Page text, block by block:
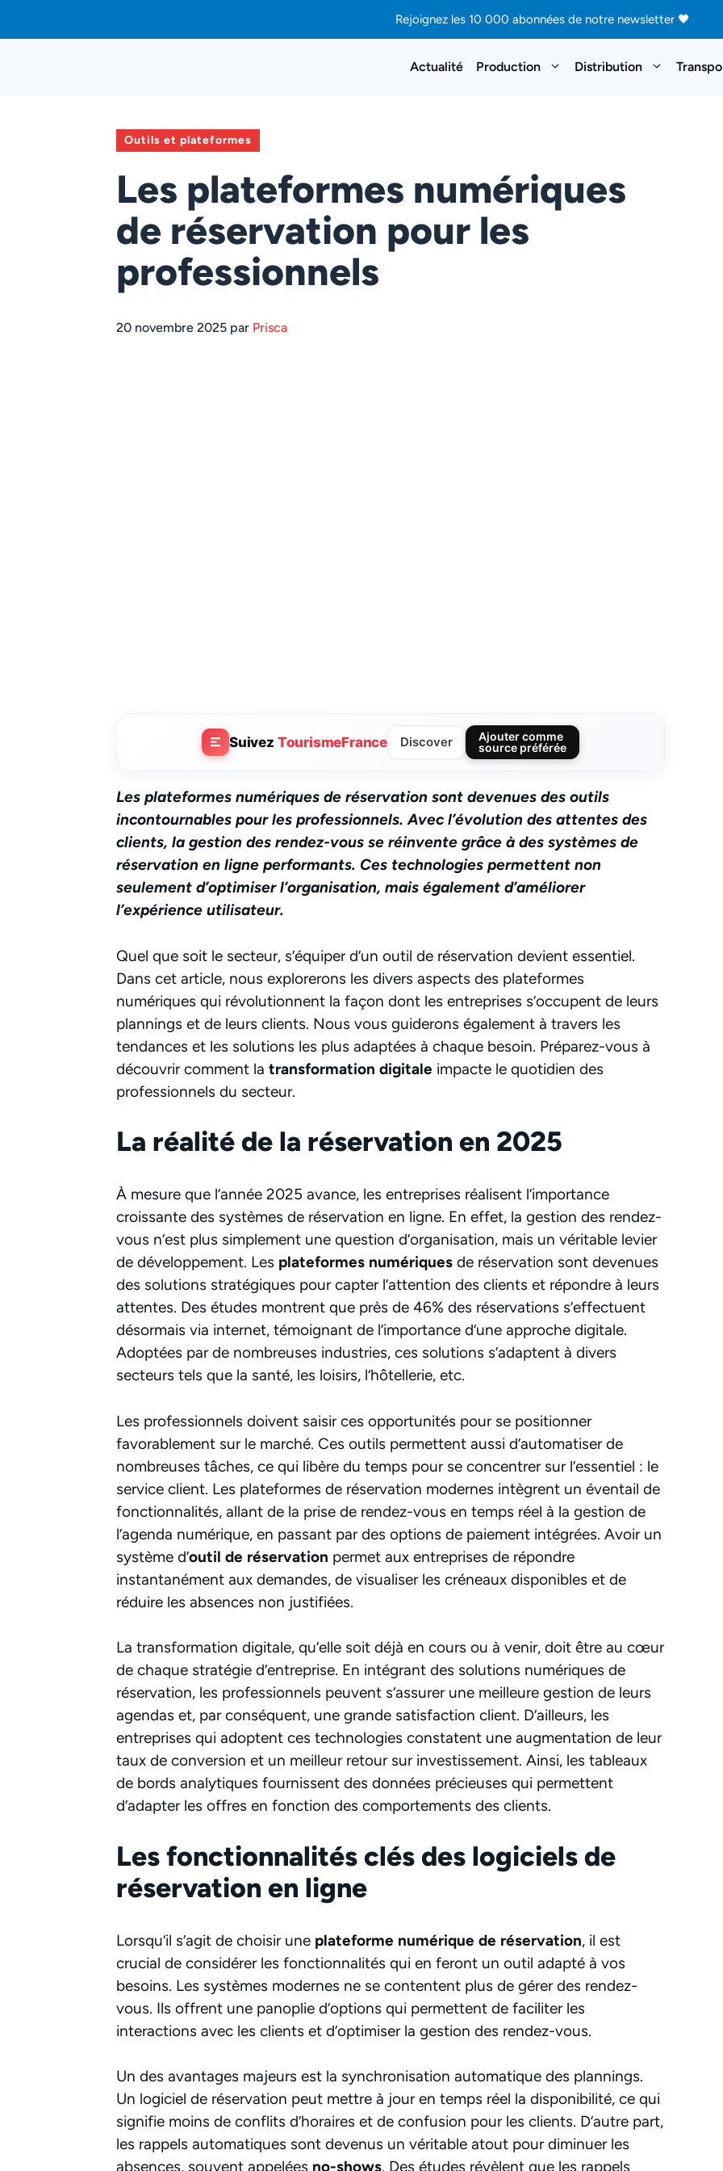
Rejoignez les 10 000 abonnées de notre newsletter 🖤
Actualité Production Distribution
Outils et plateformes
Les plateformes numériques
de réservation pour les
professionnels
20 novembre 2025 par Prisca
Suivez TourismeFrance Discover
Ajouter comme
source préférée
Les plateformes numériques de réservation sont devenues des outils
incontournables pour les professionnels. Avec l’évolution des attentes des
clients, la gestion des rendez-vous se réinvente grâce à des systèmes de
réservation en ligne performants. Ces technologies permettent non
seulement d’optimiser l’organisation, mais également d’améliorer
l’expérience utilisateur.
Quel que soit le secteur, s’équiper d’un outil de réservation devient essentiel.
Dans cet article, nous explorerons les divers aspects des plateformes
numériques qui révolutionnent la façon dont les entreprises s’occupent de leurs
plannings et de leurs clients. Nous vous guiderons également à travers les
tendances et les solutions les plus adaptées à chaque besoin. Préparez-vous à
découvrir comment la transformation digitale impacte le quotidien des
professionnels du secteur.
La réalité de la réservation en 2025
À mesure que l’année 2025 avance, les entreprises réalisent l’importance
croissante des systèmes de réservation en ligne. En effet, la gestion des rendez-
vous n’est plus simplement une question d’organisation, mais un véritable levier
de développement. Les plateformes numériques de réservation sont devenues
des solutions stratégiques pour capter l’attention des clients et répondre à leurs
attentes. Des études montrent que près de 46% des réservations s’effectuent
désormais via internet, témoignant de l’importance d’une approche digitale.
Adoptées par de nombreuses industries, ces solutions s’adaptent à divers
secteurs tels que la santé, les loisirs, l’hôtellerie, etc.
Les professionnels doivent saisir ces opportunités pour se positionner
favorablement sur le marché. Ces outils permettent aussi d’automatiser de
nombreuses tâches, ce qui libère du temps pour se concentrer sur l’essentiel : le
service client. Les plateformes de réservation modernes intègrent un éventail de
fonctionnalités, allant de la prise de rendez-vous en temps réel à la gestion de
l’agenda numérique, en passant par des options de paiement intégrées. Avoir un
système d’outil de réservation permet aux entreprises de répondre
instantanément aux demandes, de visualiser les créneaux disponibles et de
réduire les absences non justifiées.
La transformation digitale, qu’elle soit déjà en cours ou à venir, doit être au cœur
de chaque stratégie d’entreprise. En intégrant des solutions numériques de
réservation, les professionnels peuvent s’assurer une meilleure gestion de leurs
agendas et, par conséquent, une grande satisfaction client. D’ailleurs, les
entreprises qui adoptent ces technologies constatent une augmentation de leur
taux de conversion et un meilleur retour sur investissement. Ainsi, les tableaux
de bords analytiques fournissent des données précieuses qui permettent
d’adapter les offres en fonction des comportements des clients.
Les fonctionnalités clés des logiciels de
réservation en ligne
Lorsqu’il s’agit de choisir une plateforme numérique de réservation, il est
crucial de considérer les fonctionnalités qui en feront un outil adapté à vos
besoins. Les systèmes modernes ne se contentent plus de gérer des rendez-
vous. Ils offrent une panoplie d’options qui permettent de faciliter les
interactions avec les clients et d’optimiser la gestion des rendez-vous.
Un des avantages majeurs est la synchronisation automatique des plannings.
Un logiciel de réservation peut mettre à jour en temps réel la disponibilité, ce qui
signifie moins de conflits d’horaires et de confusion pour les clients. D’autre part,
les rappels automatiques sont devenus un véritable atout pour diminuer les
absences, souvent appelées no-shows. Des études révèlent que les rappels